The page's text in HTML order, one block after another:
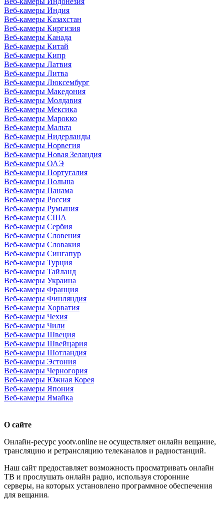
Веб-камеры Индия
Веб-камеры Казахстан
Веб-камеры Киргизия
Веб-камеры Канада
Веб-камеры Китай
Веб-камеры Кипр
Веб-камеры Латвия
Веб-камеры Литва
Веб-камеры Люксембург
Веб-камеры Македония
Веб-камеры Молдавия
Веб-камеры Мексика
Веб-камеры Марокко
Веб-камеры Мальта
Веб-камеры Нидерланды
Веб-камеры Норвегия
Веб-камеры Новая Зеландия
Веб-камеры ОАЭ
Веб-камеры Португалия
Веб-камеры Польша
Веб-камеры Панама
Веб-камеры Россия
Веб-камеры Румыния
Веб-камеры США
Веб-камеры Сербия
Веб-камеры Словения
Веб-камеры Словакия
Веб-камеры Сингапур
Веб-камеры Турция
Веб-камеры Тайланд
Веб-камеры Украина
Веб-камеры Франция
Веб-камеры Финляндия
Веб-камеры Хорватия
Веб-камеры Чехия
Веб-камеры Чили
Веб-камеры Швеция
Веб-камеры Швейцария
Веб-камеры Шотландия
Веб-камеры Эстония
Веб-камеры Черногория
Веб-камеры Южная Корея
Веб-камеры Япония
Веб-камеры Ямайка
О сайте
Онлайн-ресурс yootv.online не осуществляет онлайн вещание,
трансляцию и ретрансляцию телеканалов и радиостанций.
Наш сайт предоставляет возможность просматривать онлайн
ТВ и прослушать онлайн радио, используя сторонние
серверы, на которых установлено программное обеспечения
для вещания.